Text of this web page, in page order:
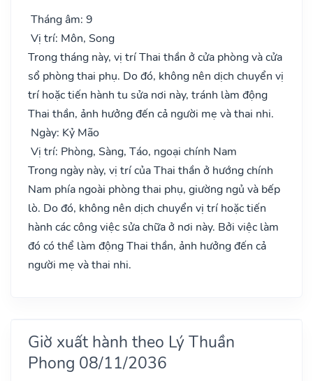
Tháng âm: 9
Vị trí: Môn, Song
Trong tháng này, vị trí Thai thần ở cửa phòng và cửa
sổ phòng thai phụ. Do đó, không nên dịch chuyển vị
trí hoặc tiến hành tu sửa nơi này, tránh làm động
Thai thần, ảnh hưởng đến cả người mẹ và thai nhi.
Ngày: Kỷ Mão
Vị trí: Phòng, Sàng, Táo, ngoại chính Nam
Trong ngày này, vị trí của Thai thần ở hướng chính
Nam phía ngoài phòng thai phụ, giường ngủ và bếp
lò. Do đó, không nên dịch chuyển vị trí hoặc tiến
hành các công việc sửa chữa ở nơi này. Bởi việc làm
đó có thể làm động Thai thần, ảnh hưởng đến cả
người mẹ và thai nhi.
Giờ xuất hành theo Lý Thuần
Phong 08/11/2036